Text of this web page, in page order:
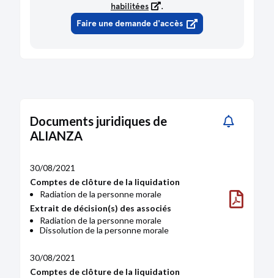
habilitées
.
Faire une demande d'accès
Documents juridiques de
ALIANZA
Comptes de clôture de la liquidation
Radiation de la personne morale
Extrait de décision(s) des associés
Radiation de la personne morale
Dissolution de la personne morale
30/08/2021
Comptes de clôture de la liquidation
30/08/2021